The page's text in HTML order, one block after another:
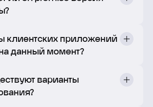
клиентских приложений
данный момент?
варианты